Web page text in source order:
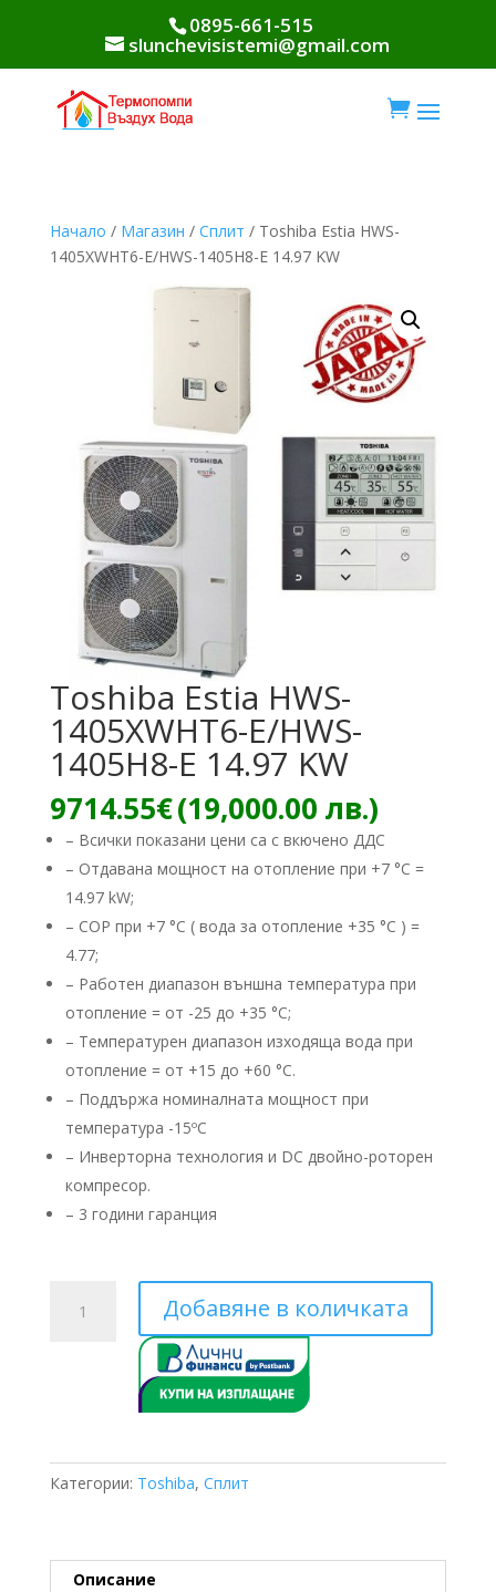
0895-661-515
slunchevisistemi@gmail.com

Начало / Магазин / Сплит / Toshiba Estia HWS-
1405XWHT6-E/HWS-1405H8-E 14.97 KW
Toshiba Estia HWS-
1405XWHT6-E/HWS-
1405H8-E 14.97 KW
9714.55€(19,000.00 лв.)
– Всички показани цени са с вкючено ДДС
– Отдавана мощност на отопление при +7 °C =
14.97 kW;
– COP при +7 °C ( вода за отопление +35 °C ) =
4.77;
– Работен диапазон външна температура при
отопление = от -25 до +35 °C;
– Температурен диапазон изходяща вода при
отопление = от +15 до +60 °C.
– Поддържа номиналната мощност при
температура -15ºС
– ​Инверторна технология и DC двойно-роторен
компресор.
– 3 години гаранция
Добавяне в количката
Категории: Toshiba, Сплит
Описание